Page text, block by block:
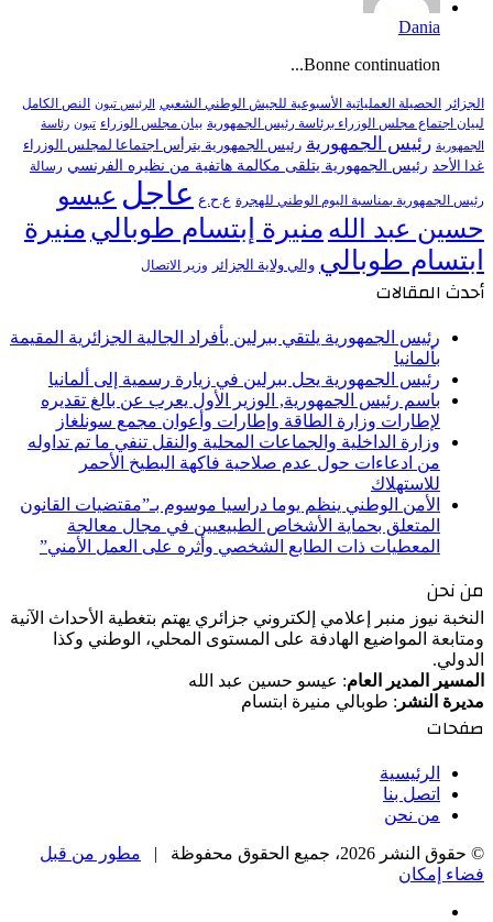
Dania
Bonne continuation...
الجزائر الحصيلة العملياتية الأسبوعية للجيش الوطني الشعبي الرئيس تبون النص الكامل
لبيان اجتماع مجلس الوزراء برئاسة رئيس الجمهورية بيان مجلس الوزراء تبون رئاسة
الجمهورية رئيس الجمهورية رئيس الجمهورية يترأس اجتماعا لمجلس الوزراء
غدا الأحد رئيس الجمهورية يتلقى مكالمة هاتفية من نظيره الفرنسي رسالة
رئيس الجمهورية بمناسبة اليوم الوطني للهجرة ع.ح.ع عاجل عيسو
حسين عبد الله منيرة إبتسام طوبالي منيرة
ابتسام طوبالي والي ولاية الجزائر وزير الاتصال
أحدث المقالات
رئيس الجمهورية يلتقي ببرلين بأفراد الجالية الجزائرية المقيمة
بألمانيا
رئيس الجمهورية يحل ببرلين في زيارة رسمية إلى ألمانيا
باسم رئيس الجمهورية, الوزير الأول يعرب عن بالغ تقديره
لإطارات وزارة الطاقة وإطارات وأعوان مجمع سونلغاز
وزارة الداخلية والجماعات المحلية والنقل تنفي ما تم تداوله
من ادعاءات حول عدم صلاحية فاكهة البطيخ الأحمر
للاستهلاك
الأمن الوطني ينظم يوما دراسيا موسوم بـ”مقتضيات القانون
المتعلق بحماية الأشخاص الطبيعيين في مجال معالجة
المعطيات ذات الطابع الشخصي وأثره على العمل الأمني”
من نحن
النخبة نيوز منبر إعلامي إلكتروني جزائري يهتم بتغطية الأحداث الآنية
ومتابعة المواضيع الهادفة على المستوى المحلي، الوطني وكذا
الدولي.
المسير المدير العام: عيسو حسين عبد الله
مديرة النشر : طوبالي منيرة ابتسام
صفحات
الرئيسية
اتصل بنا
من نحن
© حقوق النشر 2026، جميع الحقوق محفوظة |
مطور من قبل
فضاء إمكان